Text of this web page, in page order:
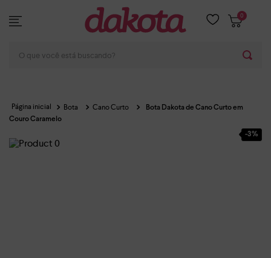
0
Bota Cano Curto
Bota Dakota de Cano Curto em
Couro Caramelo
-3%